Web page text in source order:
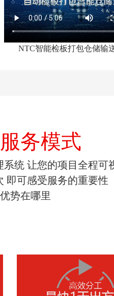
NTC智能检板打包仓储输
务模式
统 让您的项目全程可
即可感受服务的重要性
势在哪里